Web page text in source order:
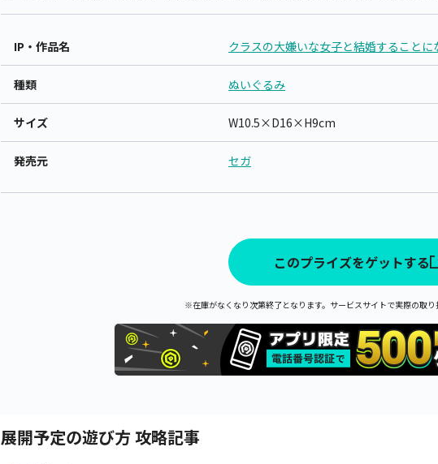
IP・作品名 クラスの大嫌いな女子と結婚することに
種類 ぬいぐるみ
サイズ W10.5×D16×H9cm
発売元 セガ
このプライズをゲットする
※在庫がなくなり次第終了となります。サービスサイトで実際の取り
展開予定の遊び方 攻略記事